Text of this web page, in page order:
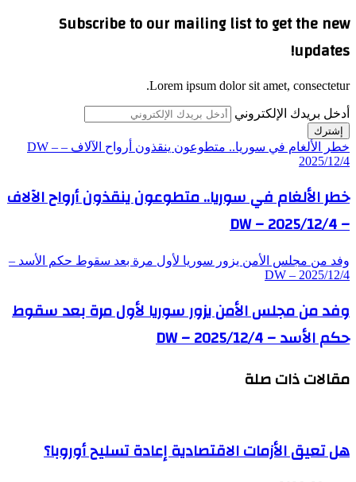
Subscribe to our mailing list to get the new
updates!
Lorem ipsum dolor sit amet, consectetur.
أدخل بريدك الإلكتروني
خطر الألغام في سوريا.. متطوعون ينقذون أرواح الآلاف – DW –
2025/12/4
خطر الألغام في سوريا.. متطوعون ينقذون أرواح الآلاف
– DW – 2025/12/4
وفد من مجلس الأمن يزور سوريا لأول مرة بعد سقوط حكم الأسد –
DW – 2025/12/4
وفد من مجلس الأمن يزور سوريا لأول مرة بعد سقوط
حكم الأسد – DW – 2025/12/4
مقالات ذات صلة
هل تعيق الأزمات الاقتصادية إعادة تسليح أوروبا؟